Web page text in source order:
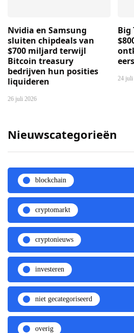
Nvidia en Samsung
sluiten chipdeals van
$700 miljard terwijl
Bitcoin treasury
bedrijven hun posities
liquideren
26 juli 2026
Big
24
Nieuwscategorieën
blockchain
cryptomarkt
cryptonieuws
investeren
niet gecategoriseerd
overig